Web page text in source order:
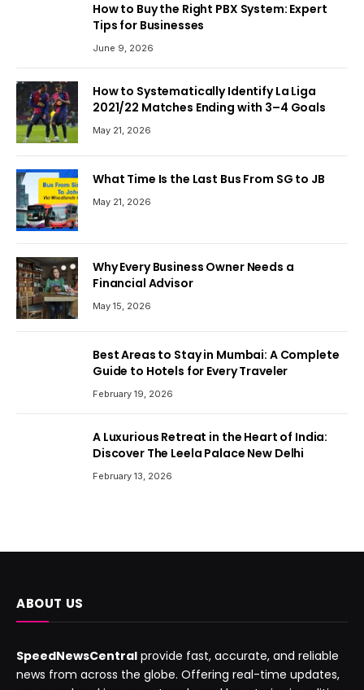
How to Buy the Right PBX System: Expert
Tips for Businesses
June 9, 2026
How to Systematically Identify La Liga
2021/22 Matches Ending with 3–4 Goals
May 21, 2026
What Time Is the Last Bus From SG to JB
May 21, 2026
Why Every Business Owner Needs a
Financial Advisor
May 15, 2026
Best Areas to Stay in Mumbai: A Complete
Guide to Hotels for Every Traveler
February 19, 2026
A Luxurious Retreat in the Heart of India:
Discover The Leela Palace New Delhi
February 13, 2026
ABOUT US
SpeedNewsCentral provide fast, accurate, and reliable
news from across the globe. Offering real-time updates,